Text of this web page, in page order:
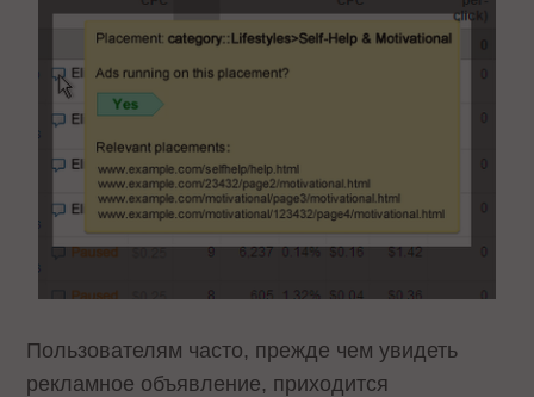
Пользователям часто, прежде чем увидеть
рекламное объявление, приходится